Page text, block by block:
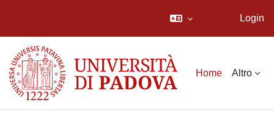
Login
Home Altro